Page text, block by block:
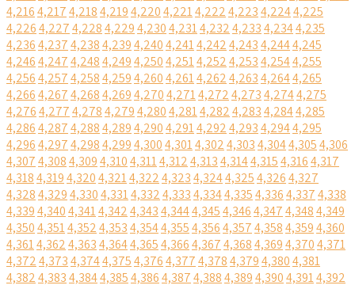
4,2164,2174,2184,2194,2204,2214,2224,2234,2244,225
4,2264,2274,2284,2294,2304,2314,2324,2334,2344,235
4,2364,2374,2384,2394,2404,2414,2424,2434,2444,245
4,2464,2474,2484,2494,2504,2514,2524,2534,2544,255
4,2564,2574,2584,2594,2604,2614,2624,2634,2644,265
4,2664,2674,2684,2694,2704,2714,2724,2734,2744,275
4,2764,2774,2784,2794,2804,2814,2824,2834,2844,285
4,2864,2874,2884,2894,2904,2914,2924,2934,2944,295
4,2964,2974,2984,2994,3004,3014,3024,3034,3044,3054,306
4,3074,3084,3094,3104,3114,3124,3134,3144,3154,3164,317
4,3184,3194,3204,3214,3224,3234,3244,3254,3264,327
4,3284,3294,3304,3314,3324,3334,3344,3354,3364,3374,338
4,3394,3404,3414,3424,3434,3444,3454,3464,3474,3484,349
4,3504,3514,3524,3534,3544,3554,3564,3574,3584,3594,360
4,3614,3624,3634,3644,3654,3664,3674,3684,3694,3704,371
4,3724,3734,3744,3754,3764,3774,3784,3794,3804,381
4,3824,3834,3844,3854,3864,3874,3884,3894,3904,3914,392